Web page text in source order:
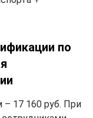
по
– 17 160 руб. При